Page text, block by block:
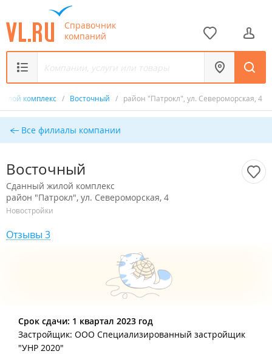
Справочник
компаний
комплекс / Восточный / район "Патрокл", ул. Североморская, 4
Все филиалы компании
Восточный
Сданный жилой комплекс
район "Патрокл", ул. Североморская, 4
Новостройки
Отзывы 3
Срок сдачи: 1 квартал 2023 год
Застройщик: ООО Специализированный застройщик
"УНР 2020"